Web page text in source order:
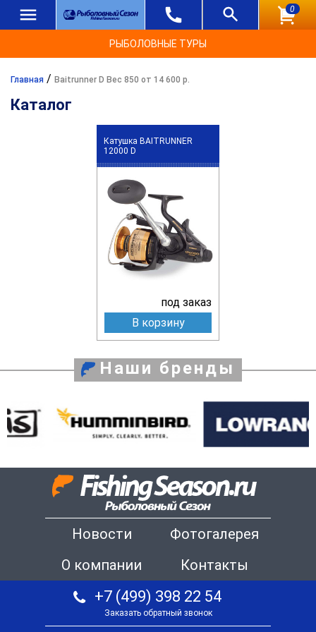
0
РЫБОЛОВНЫЕ ТУРЫ
Главная / Baitrunner D Вес 850 от 14 600 р.
Каталог
Катушка BAITRUNNER
12000 D
под заказ
В корзину
Наши бренды
Новости
Фотогалерея
О компании
Контакты
+7 (499) 398 22 54
Заказать обратный звонок